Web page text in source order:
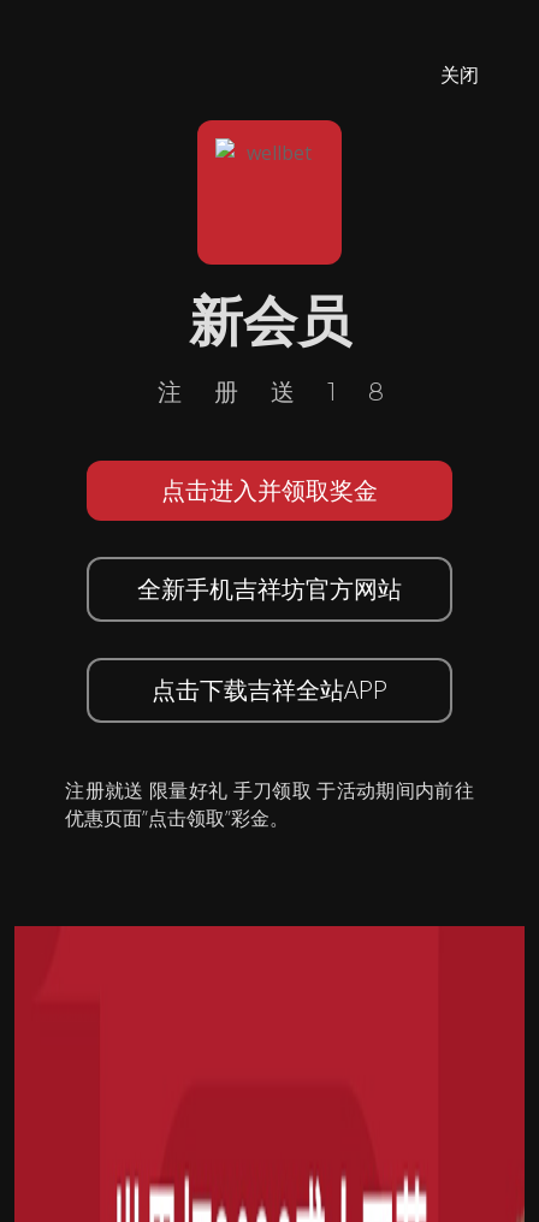
关闭
新会员
注册送18
点击进入并领取奖金
全新手机吉祥坊官方网站
点击下载吉祥全站APP
注册就送 限量好礼 手刀领取 于活动期间内前往
优惠页面”点击领取”彩金。